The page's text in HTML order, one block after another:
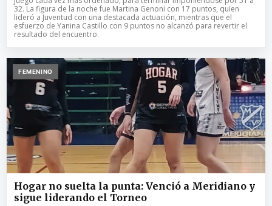
32. La figura de la noche fue Martina Genoni con 17 puntos, quien
lideró a Juventud con una destacada actuación, mientras que el
esfuerzo de Yanina Castillo con 9 puntos no alcanzó para revertir el
resultado del encuentro.
FEMENINO
Hogar no suelta la punta: Venció a Meridiano y
sigue liderando el Torneo